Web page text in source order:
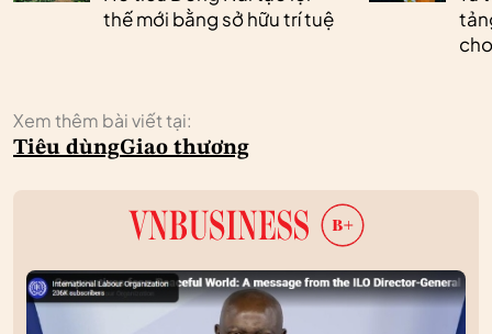
thế mới bằng sở hữu trí tuệ
Xem thêm bài viết tại:
Tiêu dùngGiao thương